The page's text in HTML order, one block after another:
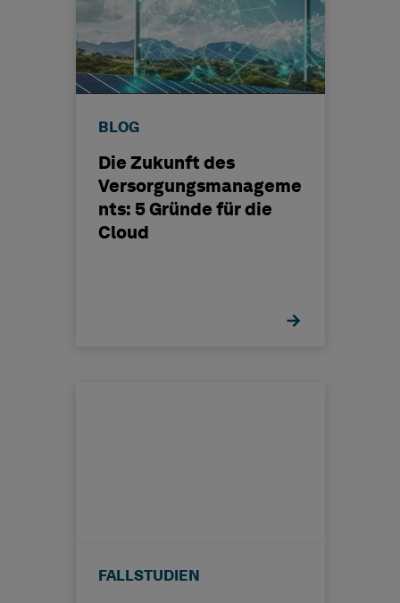
BLOG
Die Zukunft des
Versorgungsmanageme
nts: 5 Gründe für die
Cloud
FALLSTUDIEN